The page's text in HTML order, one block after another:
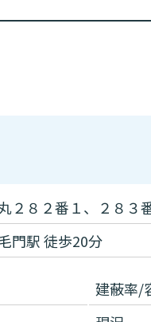
２８２番１、２８
門駅 徒歩20分
建蔽率/